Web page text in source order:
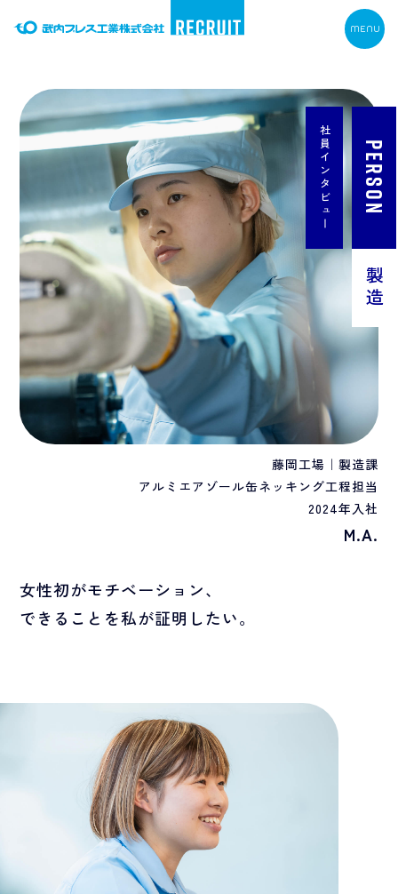
PERSON
社員インタビュー
製造
藤岡工場｜製造課
アルミエアゾール缶ネッキング工程担当
2024年入社
M.A.
女性初がモチベーション、
できることを私が証明したい。